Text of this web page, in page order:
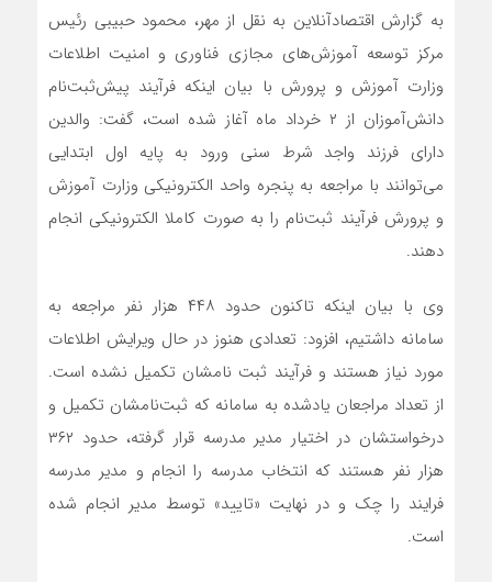
به گزارش اقتصادآنلاین به نقل از مهر، محمود حبیبی رئیس
مرکز توسعه آموزش‌های مجازی فناوری و امنیت اطلاعات
وزارت آموزش و پرورش با بیان اینکه فرآیند پیش‌ثبت‌نام
دانش‌آموزان از ۲ خرداد ماه آغاز شده است، گفت: والدین
دارای فرزند واجد شرط سنی ورود به پایه اول ابتدایی
می‌توانند با مراجعه به پنجره واحد الکترونیکی وزارت آموزش
و پرورش فرآیند ثبت‌نام را به صورت کاملا الکترونیکی انجام
دهند.
وی با بیان اینکه تاکنون حدود ۴۴۸ هزار نفر مراجعه به
سامانه داشتیم، افزود: تعدادی هنوز در حال ویرایش اطلاعات
مورد نیاز هستند و فرآیند ثبت نامشان تکمیل نشده است.
از تعداد مراجعان یادشده به سامانه که ثبت‌نامشان تکمیل و
درخواستشان در اختیار مدیر مدرسه قرار گرفته، حدود ۳۶۲
هزار نفر هستند که انتخاب مدرسه را انجام و مدیر مدرسه
فرایند را چک و در نهایت «تایید» توسط مدیر انجام شده
است.